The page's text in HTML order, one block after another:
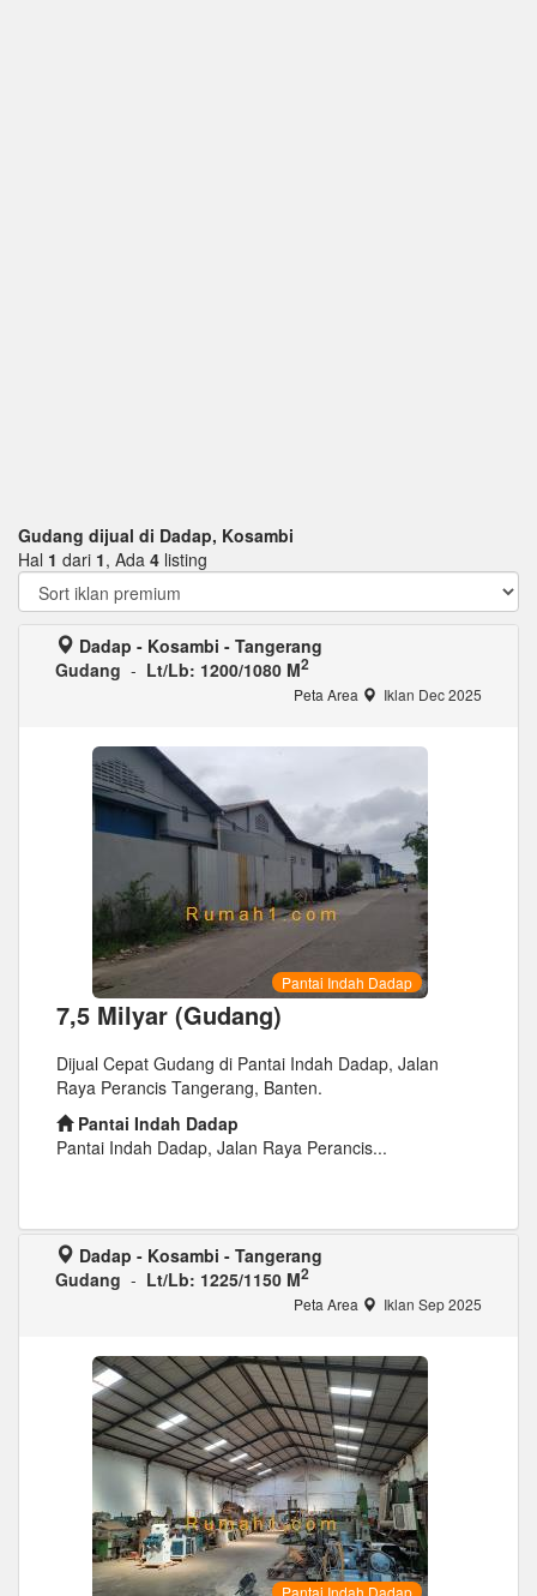
Gudang dijual di Dadap, Kosambi
Hal 1 dari 1, Ada 4 listing
Dadap - Kosambi - Tangerang
Gudang - Lt/Lb: 1200/1080 M2
Peta Area Iklan Dec 2025
Pantai Indah Dadap
7,5 Milyar (Gudang)
Dijual Cepat Gudang di Pantai Indah Dadap, Jalan
Raya Perancis Tangerang, Banten.
Pantai Indah Dadap
Pantai Indah Dadap, Jalan Raya Perancis...
Dadap - Kosambi - Tangerang
Gudang - Lt/Lb: 1225/1150 M2
Peta Area Iklan Sep 2025
Pantai Indah Dadap